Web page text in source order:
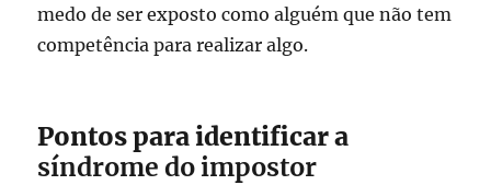
medo de ser exposto como alguém que não tem
competência para realizar algo.
Pontos para identificar a
síndrome do impostor